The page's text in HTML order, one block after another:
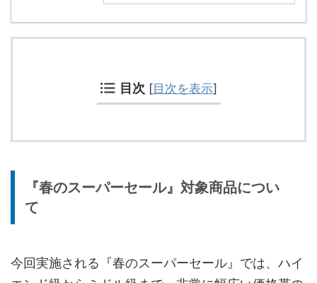
目次 [目次を表示]
『春のスーパーセール』対象商品につい
て
今回実施される『春のスーパーセール』では、ハイ